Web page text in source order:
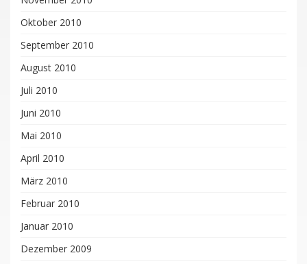
Oktober 2010
September 2010
August 2010
Juli 2010
Juni 2010
Mai 2010
April 2010
März 2010
Februar 2010
Januar 2010
Dezember 2009